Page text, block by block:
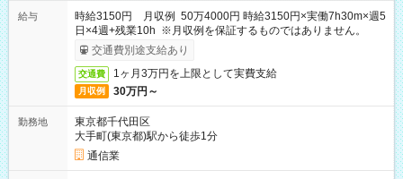
給与
時給3150円 月収例 50万4000円 時給3150円×実働7h30m×週5
日×4週+残業10h ※月収例を保証するものではありません。
交通費別途支給あり
交通費 1ヶ月3万円を上限として実費支給
月収例 30万円～
勤務地
東京都千代田区
大手町(東京都)駅から徒歩1分
通信業